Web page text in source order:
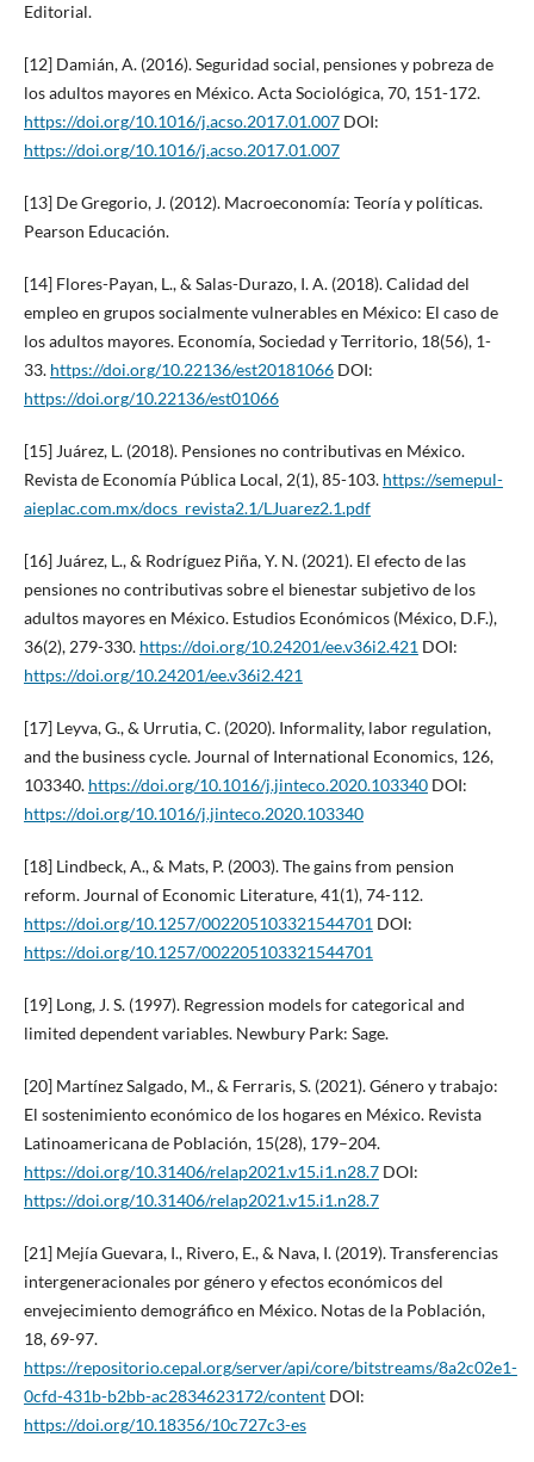
Editorial.
[12] Damián, A. (2016). Seguridad social, pensiones y pobreza de
los adultos mayores en México. Acta Sociológica, 70, 151-172.
https://doi.org/10.1016/j.acso.2017.01.007DOI:
https://doi.org/10.1016/j.acso.2017.01.007
[13] De Gregorio, J. (2012). Macroeconomía: Teoría y políticas.
Pearson Educación.
[14] Flores-Payan, L., & Salas-Durazo, I. A. (2018). Calidad del
empleo en grupos socialmente vulnerables en México: El caso de
los adultos mayores. Economía, Sociedad y Territorio, 18(56), 1-
33. https://doi.org/10.22136/est20181066DOI:
https://doi.org/10.22136/est01066
[15] Juárez, L. (2018). Pensiones no contributivas en México.
Revista de Economía Pública Local, 2(1), 85-103. https://semepul-
aieplac.com.mx/docs_revista2.1/LJuarez2.1.pdf
[16] Juárez, L., & Rodríguez Piña, Y. N. (2021). El efecto de las
pensiones no contributivas sobre el bienestar subjetivo de los
adultos mayores en México. Estudios Económicos (México, D.F.),
36(2), 279-330. https://doi.org/10.24201/ee.v36i2.421 DOI:
https://doi.org/10.24201/ee.v36i2.421
[17] Leyva, G., & Urrutia, C. (2020). Informality, labor regulation,
and the business cycle. Journal of International Economics, 126,
103340. https://doi.org/10.1016/j.jinteco.2020.103340DOI:
https://doi.org/10.1016/j.jinteco.2020.103340
[18] Lindbeck, A., & Mats, P. (2003). The gains from pension
reform. Journal of Economic Literature, 41(1), 74-112.
https://doi.org/10.1257/002205103321544701 DOI:
https://doi.org/10.1257/002205103321544701
[19] Long, J. S. (1997). Regression models for categorical and
limited dependent variables. Newbury Park: Sage.
[20] Martínez Salgado, M., & Ferraris, S. (2021). Género y trabajo:
El sostenimiento económico de los hogares en México. Revista
Latinoamericana de Población, 15(28), 179–204.
https://doi.org/10.31406/relap2021.v15.i1.n28.7DOI:
https://doi.org/10.31406/relap2021.v15.i1.n28.7
[21] Mejía Guevara, I., Rivero, E., & Nava, I. (2019). Transferencias
intergeneracionales por género y efectos económicos del
envejecimiento demográfico en México. Notas de la Población,
18, 69-97.
https://repositorio.cepal.org/server/api/core/bitstreams/8a2c02e1-
0cfd-431b-b2bb-ac2834623172/contentDOI:
https://doi.org/10.18356/10c727c3-es